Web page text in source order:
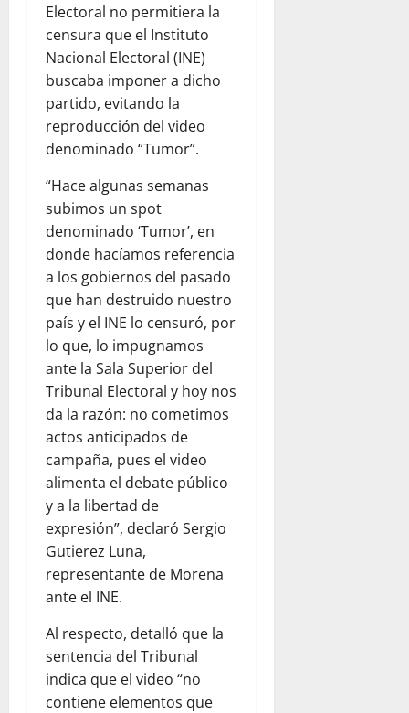
Electoral no permitiera la
censura que el Instituto
Nacional Electoral (INE)
buscaba imponer a dicho
partido, evitando la
reproducción del video
denominado “Tumor”.
“Hace algunas semanas
subimos un spot
denominado ‘Tumor’, en
donde hacíamos referencia
a los gobiernos del pasado
que han destruido nuestro
país y el INE lo censuró, por
lo que, lo impugnamos
ante la Sala Superior del
Tribunal Electoral y hoy nos
da la razón: no cometimos
actos anticipados de
campaña, pues el video
alimenta el debate público
y a la libertad de
expresión”, declaró Sergio
Gutierez Luna,
representante de Morena
ante el INE.
Al respecto, detalló que la
sentencia del Tribunal
indica que el video “no
contiene elementos que